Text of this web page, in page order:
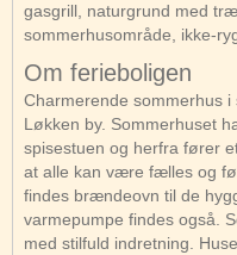
gasgrill, naturgrund med
sommerhusområde, ikke-
Om ferieboligen
Charmerende sommerhus
Løkken by. Sommerhuset
spisestuen og herfra fører
at alle kan være fælles og
findes brændeovn til de
varmepumpe findes også.
med stilfuld indretning.